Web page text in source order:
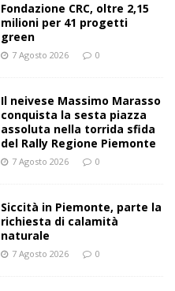
Fondazione CRC, oltre 2,15
milioni per 41 progetti
green
7 Agosto 2026 0
Il neivese Massimo Marasso
conquista la sesta piazza
assoluta nella torrida sfida
del Rally Regione Piemonte
7 Agosto 2026 0
Siccità in Piemonte, parte la
richiesta di calamità
naturale
7 Agosto 2026 0